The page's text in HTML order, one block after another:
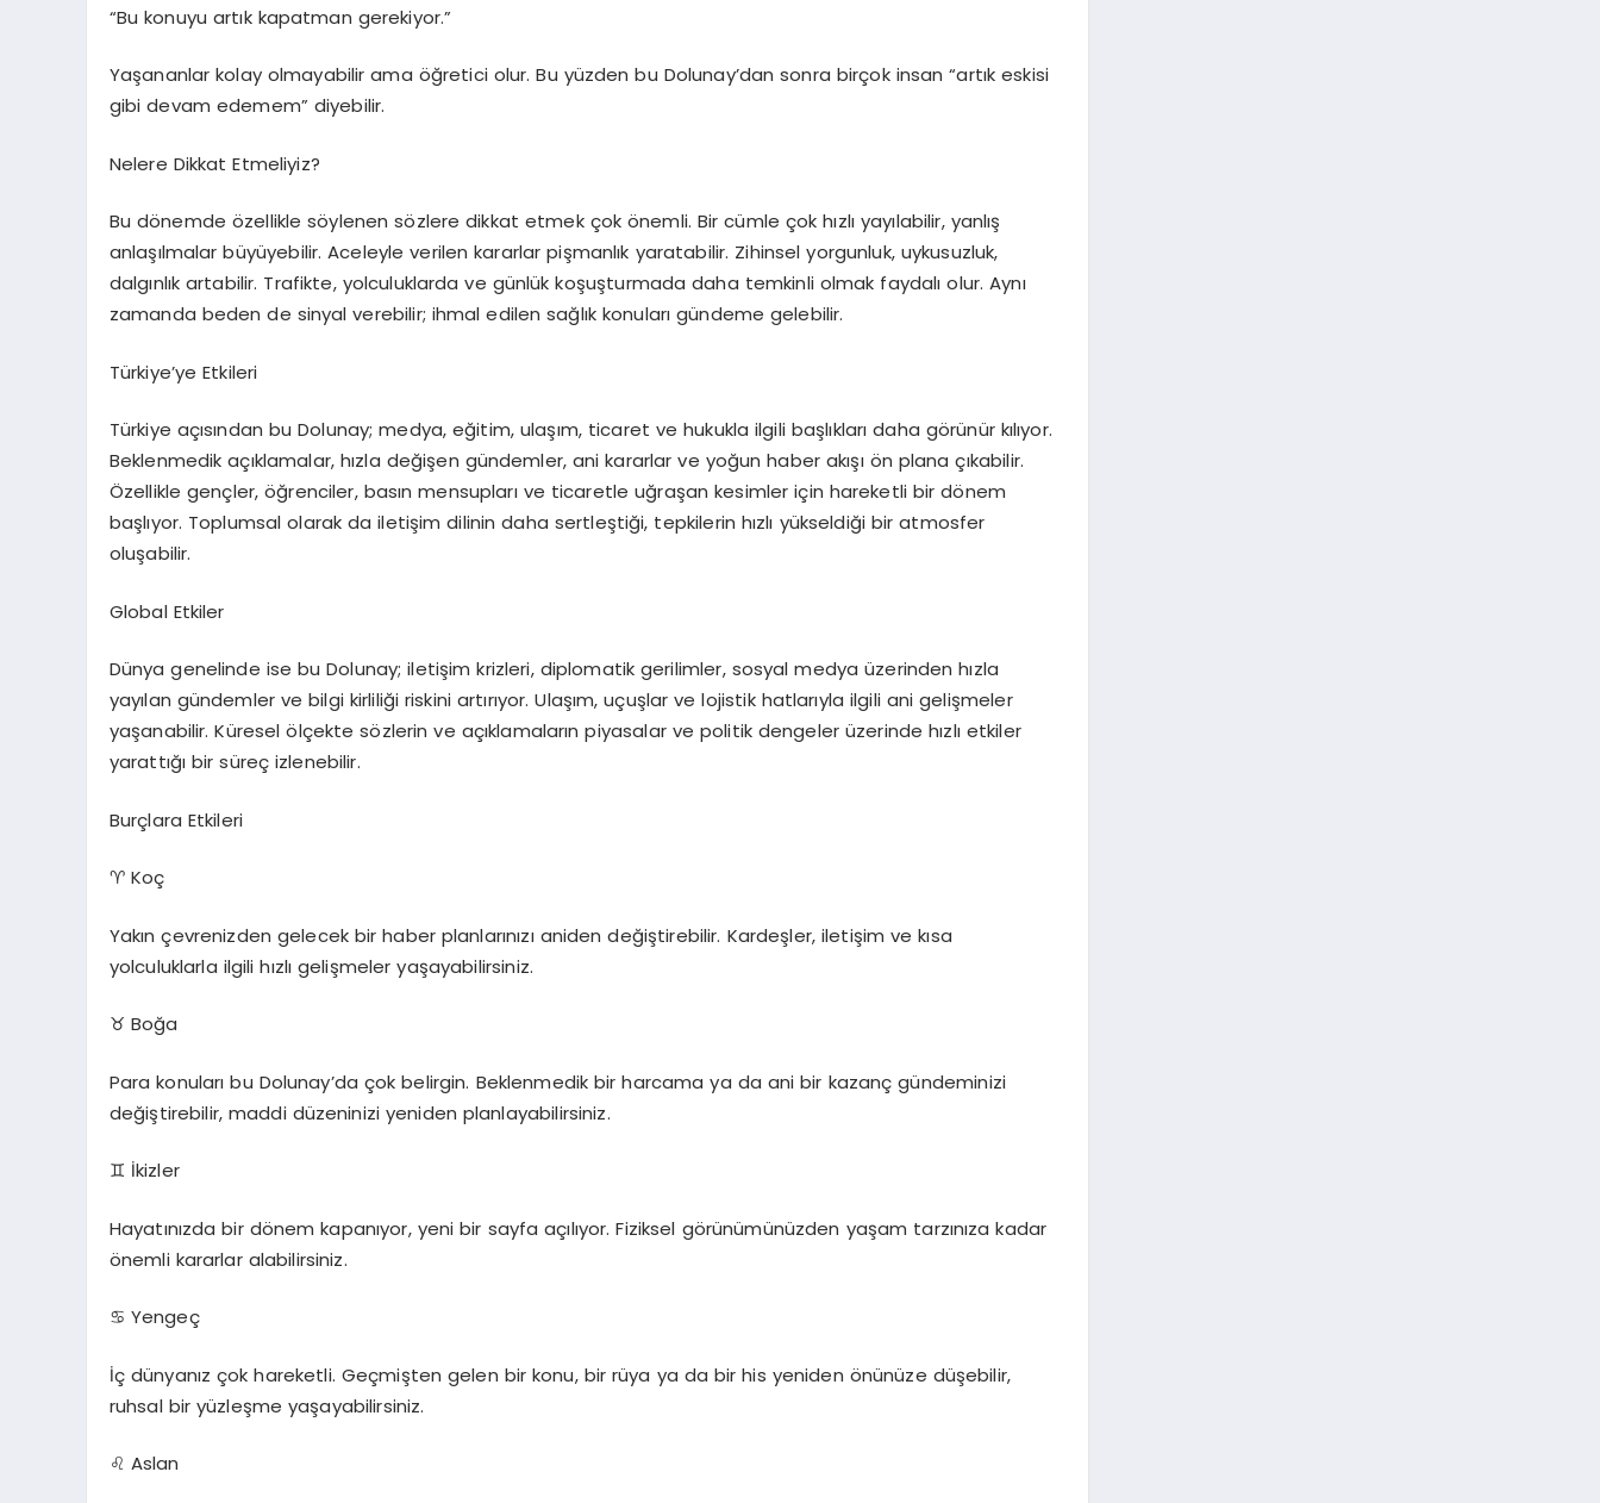
“Bu konuyu artık kapatman gerekiyor.”
Yaşananlar kolay olmayabilir ama öğretici olur. Bu yüzden bu Dolunay’dan sonra birçok insan “artık eskisi
gibi devam edemem” diyebilir.
Nelere Dikkat Etmeliyiz?
Bu dönemde özellikle söylenen sözlere dikkat etmek çok önemli. Bir cümle çok hızlı yayılabilir, yanlış
anlaşılmalar büyüyebilir. Aceleyle verilen kararlar pişmanlık yaratabilir. Zihinsel yorgunluk, uykusuzluk,
dalgınlık artabilir. Trafikte, yolculuklarda ve günlük koşuşturmada daha temkinli olmak faydalı olur. Aynı
zamanda beden de sinyal verebilir; ihmal edilen sağlık konuları gündeme gelebilir.
Türkiye’ye Etkileri
Türkiye açısından bu Dolunay; medya, eğitim, ulaşım, ticaret ve hukukla ilgili başlıkları daha görünür kılıyor.
Beklenmedik açıklamalar, hızla değişen gündemler, ani kararlar ve yoğun haber akışı ön plana çıkabilir.
Özellikle gençler, öğrenciler, basın mensupları ve ticaretle uğraşan kesimler için hareketli bir dönem
başlıyor. Toplumsal olarak da iletişim dilinin daha sertleştiği, tepkilerin hızlı yükseldiği bir atmosfer
oluşabilir.
Global Etkiler
Dünya genelinde ise bu Dolunay; iletişim krizleri, diplomatik gerilimler, sosyal medya üzerinden hızla
yayılan gündemler ve bilgi kirliliği riskini artırıyor. Ulaşım, uçuşlar ve lojistik hatlarıyla ilgili ani gelişmeler
yaşanabilir. Küresel ölçekte sözlerin ve açıklamaların piyasalar ve politik dengeler üzerinde hızlı etkiler
yarattığı bir süreç izlenebilir.
Burçlara Etkileri
♈Koç
Yakın çevrenizden gelecek bir haber planlarınızı aniden değiştirebilir. Kardeşler, iletişim ve kısa
yolculuklarla ilgili hızlı gelişmeler yaşayabilirsiniz.
♉ Boğa
Para konuları bu Dolunay’da çok belirgin. Beklenmedik bir harcama ya da ani bir kazanç gündeminizi
değiştirebilir, maddi düzeninizi yeniden planlayabilirsiniz.
♊ İkizler
Hayatınızda bir dönem kapanıyor, yeni bir sayfa açılıyor. Fiziksel görünümünüzden yaşam tarzınıza kadar
önemli kararlar alabilirsiniz.
♋ Yengeç
İç dünyanız çok hareketli. Geçmişten gelen bir konu, bir rüya ya da bir his yeniden önünüze düşebilir,
ruhsal bir yüzleşme yaşayabilirsiniz.
♌ Aslan